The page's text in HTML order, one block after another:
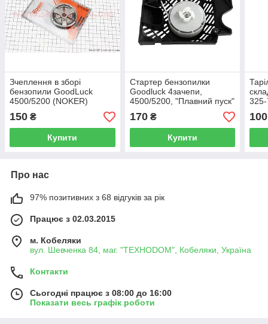
Зчеплення в зборі
бензопили GoodLuck
4500/5200 (NOKER)
150 ₴
Купити
Стартер бензопилки
Goodluck 4зачепи,
4500/5200, "Плавний пуск"
Тип No7 "Spektr/Байкал
6300"
170₴
Купити
100
Про нас
97% позитивних з 68 відгуків за рік
Працює з 02.03.2015
м. Кобеляки
вул. Шевченка 84, маг. "ТЕХНОDOM", Кобеляки, Україна
Контакти
Сьогодні працює з 08:00 до 16:00
Показати весь графік роботи